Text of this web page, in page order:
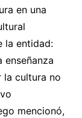
en una
la entidad:
enseñanza
cultura no
mencionó,